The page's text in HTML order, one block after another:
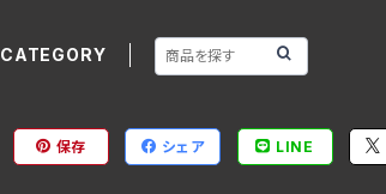
CATEGORY
保存 シェア LINE